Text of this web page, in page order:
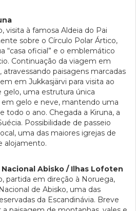
visita à famosa Aldeia do Pai
sobre o Círculo Polar Ártico,
“casa oficial” e o emblemático
Continuação da viagem em
atravessando paisagens marcadas
em Jukkasjärvi para visita ao
uma estrutura única
em gelo e neve, mantendo uma
todo o ano. Chegada a Kiruna, a
Possibilidade de passeio
uma das maiores igrejas de
alojamento.
Nacional Abisko / Ilhas Lofoten
partida em direção à Noruega,
de Abisko, uma das
da Escandinávia. Breve